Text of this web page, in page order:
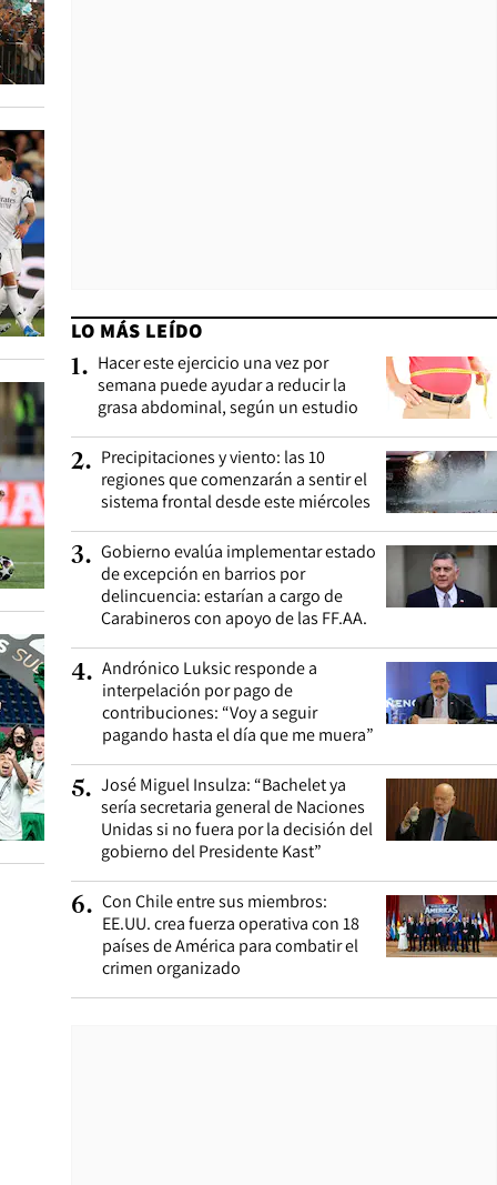
LO MÁS LEÍDO
1. Hacer este ejercicio una vez por
semana puede ayudar a reducir la
grasa abdominal, según un estudio
2. Precipitaciones y viento: las 10
regiones que comenzarán a sentir el
sistema frontal desde este miércoles
3. Gobierno evalúa implementar estado
de excepción en barrios por
delincuencia: estarían a cargo de
Carabineros con apoyo de las FF.AA.
4. Andrónico Luksic responde a
interpelación por pago de
contribuciones: “Voy a seguir
pagando hasta el día que me muera”
5. José Miguel Insulza: “Bachelet ya
sería secretaria general de Naciones
Unidas si no fuera por la decisión del
gobierno del Presidente Kast”
6. Con Chile entre sus miembros:
EE.UU. crea fuerza operativa con 18
países de América para combatir el
crimen organizado